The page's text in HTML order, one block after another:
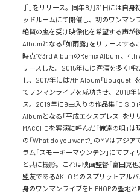
手」をリリース。同年8月31日には自
ッドルームにて開催し、初のワンマン
絶賛の嵐を受け映像化を希望する声が
Albumとなる「如雨露」をリリースす
時点で3rd AlbumのRemix Album 、
リースした。2015年には客演を多く呼
し、2017年には7th Album「Bouquet
てワンマンライブを成功させ、2018年
ス。2019年に9曲入りの作品集「O.S.D
Albumとなる「平成エクスプレス」を
MACCHOを客演に呼んだ「俺達の唄」
の「What do you want?」のMVはアジ
ラム「スモーキーマウンテン」にてフィ
と共に撮影。これは映画監督「富田克
盟友であるAKLOとのスプリットアルバ
身のワンマンライブをHIPHOPの聖地